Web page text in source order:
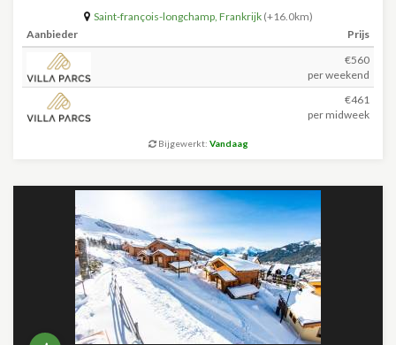
Saint-françois-longchamp, Frankrijk (+16.0km)
Aanbieder
Prijs
€560
per weekend
€461
per midweek
Bijgewerkt: Vandaag